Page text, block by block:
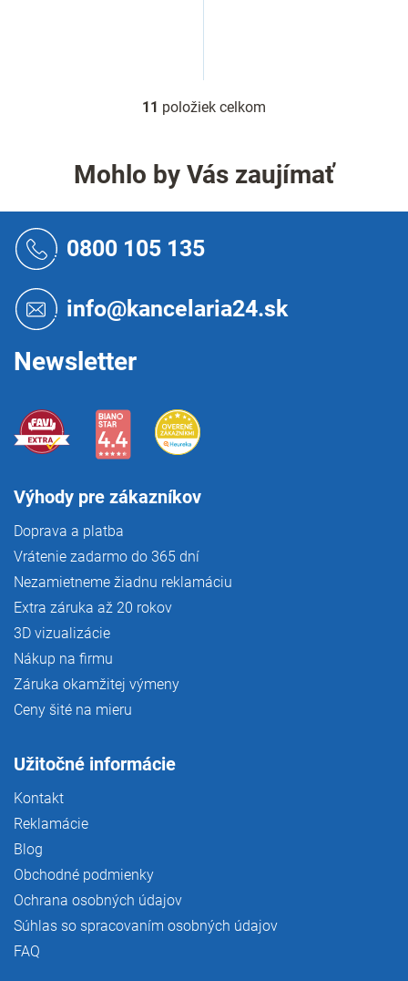
O
á
d
i
e
v
k
11 položiek celkom
Mohlo by Vás zaujímať
0800 105 135
info@kancelaria24.sk
Newsletter
Výhody pre zákazníkov
Doprava a platba
Vrátenie zadarmo do 365 dní
Nezamietneme žiadnu reklamáciu
Extra záruka až 20 rokov
3D vizualizácie
Nákup na firmu
Záruka okamžitej výmeny
Ceny šité na mieru
Užitočné informácie
Kontakt
Reklamácie
Blog
Obchodné podmienky
Ochrana osobných údajov
Súhlas so spracovaním osobných údajov
FAQ